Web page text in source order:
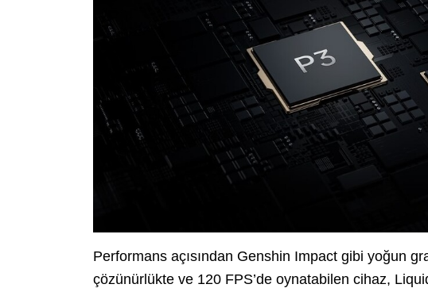
Performans açısından Genshin Impact gibi yoğun
çözünürlükte ve 120 FPS’de oynatabilen cihaz,